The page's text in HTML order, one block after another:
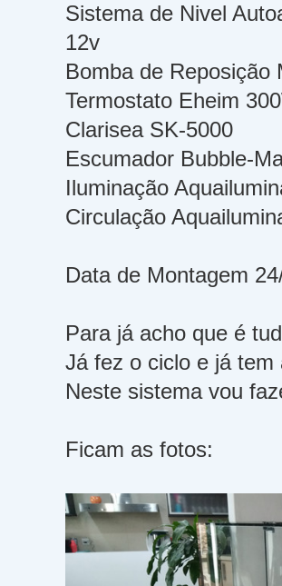
Sistema de Nivel
12v
Bomba de Reposição
Termostato Eheim
Clarisea SK-5000
Escumador Bubble-
Iluminação
Circulação
Data de Montagem
Para já acho que é
Já fez o ciclo e já
Neste sistema vou
Ficam as fotos: